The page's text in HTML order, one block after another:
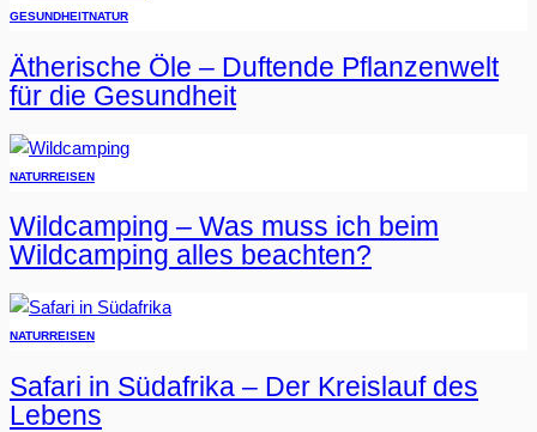
GESUNDHEITNATUR
Ätherische Öle – Duftende Pflanzenwelt
für die Gesundheit
NATURREISEN
Wildcamping – Was muss ich beim
Wildcamping alles beachten?
NATURREISEN
Safari in Südafrika – Der Kreislauf des
Lebens